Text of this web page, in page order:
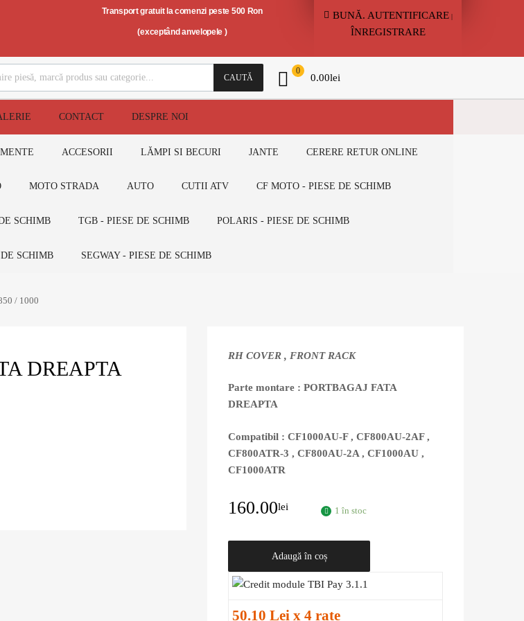
Transport gratuit la comenzi peste 500 Ron
(exceptând anvelopele )
BUNĂ. AUTENTIFICARE |
ÎNREGISTRARE
CAUTĂ 0.00lei
0
CONTACT DESPRE NOI
ACCESORII LĂMPI SI BECURI JANTE CERERE RETUR ONLINE
MOTO STRADA AUTO CUTII ATV CF MOTO - PIESE DE SCHIMB
SCHIMB TGB - PIESE DE SCHIMB POLARIS - PIESE DE SCHIMB
SCHIMB SEGWAY - PIESE DE SCHIMB
/ 1000
DREAPTA
RH COVER , FRONT RACK
Parte montare : PORTBAGAJ FATA
DREAPTA
Compatibil : CF1000AU-F , CF800AU-2AF ,
CF800ATR-3 , CF800AU-2A , CF1000AU ,
CF1000ATR
160.00lei 1 în stoc
Adaugă în coș
50.10 Lei x 4 rate